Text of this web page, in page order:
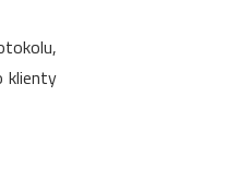
klienty